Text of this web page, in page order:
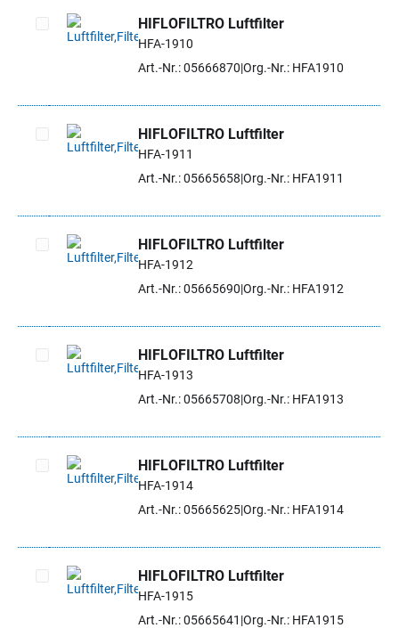
Artikel auswählen
HIFLOFILTRO Luftfilter
HFA-1910
Art.-Nr.: 05666870 Org.-Nr.: HFA1910
Artikel auswählen
HIFLOFILTRO Luftfilter
HFA-1911
Art.-Nr.: 05665658 Org.-Nr.: HFA1911
Artikel auswählen
HIFLOFILTRO Luftfilter
HFA-1912
Art.-Nr.: 05665690 Org.-Nr.: HFA1912
Artikel auswählen
HIFLOFILTRO Luftfilter
HFA-1913
Art.-Nr.: 05665708 Org.-Nr.: HFA1913
Artikel auswählen
HIFLOFILTRO Luftfilter
HFA-1914
Art.-Nr.: 05665625Org.-Nr.: HFA1914
Artikel auswählen
HIFLOFILTRO Luftfilter
HFA-1915
Art.-Nr.: 05665641 Org.-Nr.: HFA1915